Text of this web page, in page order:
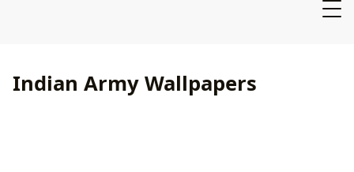
Indian Army Wallpapers